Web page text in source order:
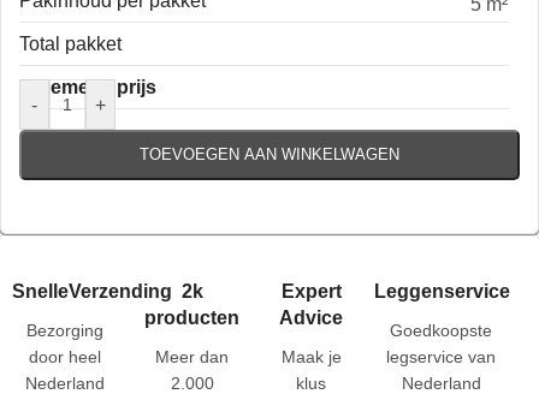
Total pakket
Algemene prijs
-
+
TOEVOEGEN AAN WINKELWAGEN
SnelleVerzending
Bezorging
door heel
Nederland
2k
producten
Meer dan
2.000
Expert
Advice
Maak je
klus
Leggenservice
Goedkoopste
legservice van
Nederland